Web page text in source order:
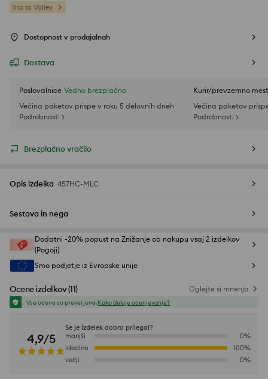
Trip to Valley
Dostopnost v prodajalnah
Dostava
Poslovalnice Vedno brezplačno
Večina paketov prispe v roku 5 delovnih dneh
Podrobnosti >
Kurir/prevzemno
Večina paketov
Podrobnosti >
Brezplačno vračilo
Opis izdelka 457HC-MLC
Sestava in nega
Dodatni -20% popust na Znižanje ob nakupu vsaj 2 izdelkov
(Pogoji)
Smo podjetje iz Evropske unije
Ocene izdelkov(11) Oglejte si mnenja
Vse ocene so preverjene.Kako deluje ocenjevanje?
4,9/5
Se je izdelek dobro prilegal?
manjši
0%
idealno
100%
večji
0%